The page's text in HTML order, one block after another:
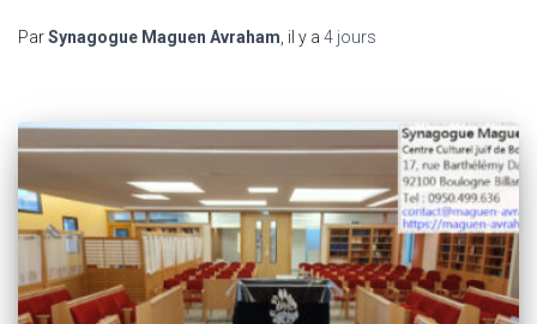
ParSynagogue Maguen Avraham , il y a 4 jours